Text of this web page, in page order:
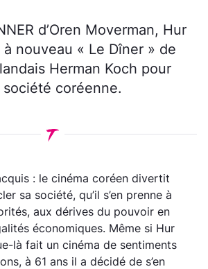
d’Oren Moverman, Hur
nouveau « Le Dîner » de
Herman Koch pour
société coréenne.
: le cinéma coréen divertit
sa société, qu’il s’en prenne à
aux dérives du pouvoir en
économiques. Même si Hur
là fait un cinéma de sentiments
à 61 ans il a décidé de s’en